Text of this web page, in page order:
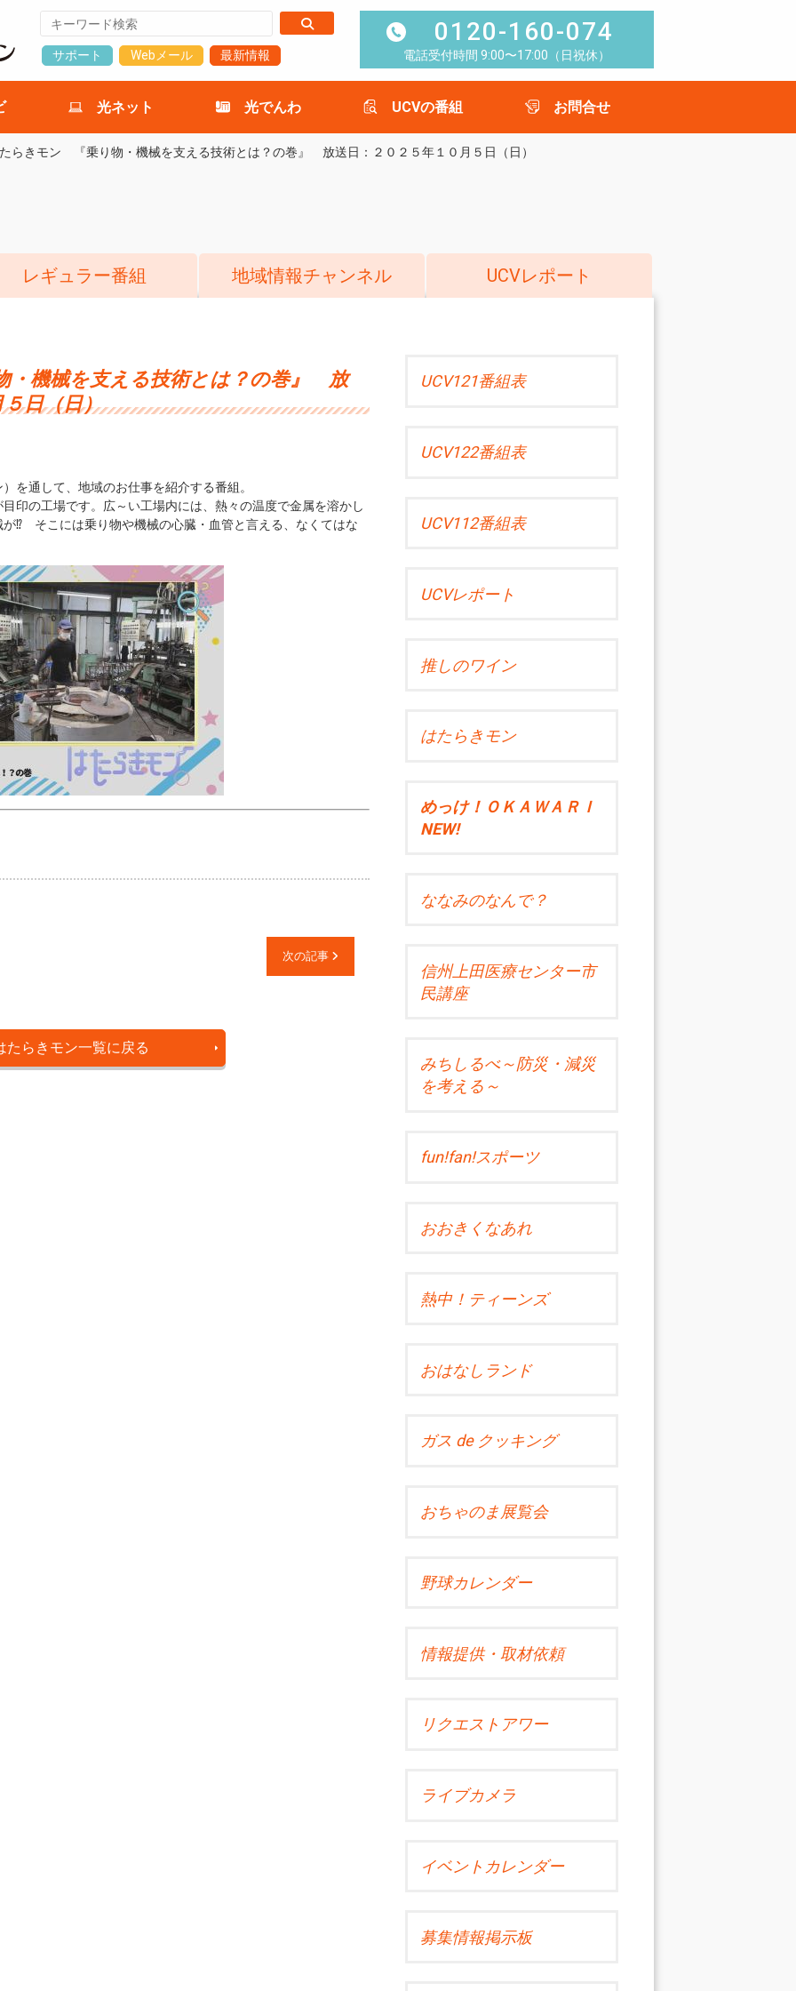
サポート Webメール 最新情報
0120-160-074
電話受付時間 9:00〜17:00（日祝休）
光ネット 光でんわ UCVの番組 お問合せ
らきモン 『乗り物・機械を支える技術とは？の巻』 放送日：２０２５年１０月５日（日）
レギュラー番組 地域情報チャンネル UCVレポート
機械を支える技術とは？の巻』 放
日（日）
を通して、地域のお仕事を紹介する番組。
印の工場です。広～い工場内には、熱々の温度で金属を溶かし
⁉ そこには乗り物や機械の心臓・血管と言える、なくてはな
次の記事
たらきモン一覧に戻る
UCV121番組表
UCV122番組表
UCV112番組表
UCVレポート
推しのワイン
はたらきモン
めっけ！ＯＫＡＷＡＲＩ
NEW!
ななみのなんで？
信州上田医療センター市
民講座
みちしるべ～防災・減災
を考える～
fun!fan!スポーツ
おおきくなあれ
熱中！ティーンズ
おはなしランド
ガス de クッキング
おちゃのま展覧会
野球カレンダー
情報提供・取材依頼
リクエストアワー
ライブカメラ
イベントカレンダー
募集情報掲示板